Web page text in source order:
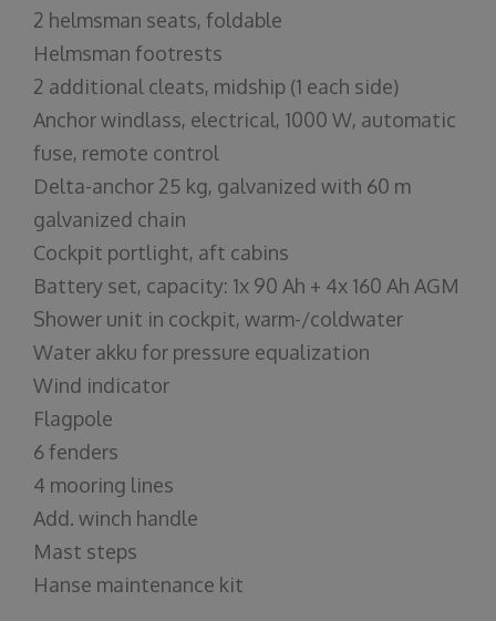
2 helmsman seats, foldable
Helmsman footrests
2 additional cleats, midship (1 each side)
Anchor windlass, electrical, 1000 W, automatic
fuse, remote control
Delta-anchor 25 kg, galvanized with 60 m
galvanized chain
Cockpit portlight, aft cabins
Battery set, capacity: 1x 90 Ah + 4x 160 Ah AGM
Shower unit in cockpit, warm-/coldwater
Water akku for pressure equalization
Wind indicator
Flagpole
6 fenders
4 mooring lines
Add. winch handle
Mast steps
Hanse maintenance kit